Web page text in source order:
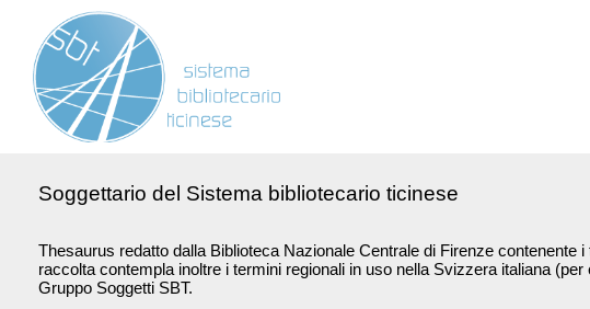
Soggettario del Sistema bibliotecario ticinese
Thesaurus redatto dalla Biblioteca Nazionale Centrale di Firenze
raccolta contempla inoltre i termini regionali in uso nella Svizzera italiana (per
Gruppo Soggetti SBT.